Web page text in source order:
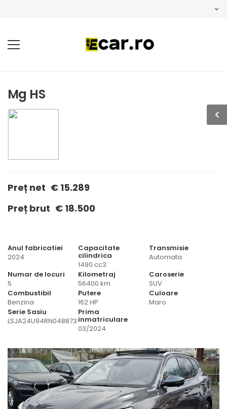
Mg HS
Preț net € 15.289
Preț brut € 18.500
Anul fabricatiei
2024
Capacitate
cilindrica
1490 cc3
Transmisie
Automata
Numar de locuri
5
Kilometraj
56400 km
Caroserie
SUV
Combustibil
Benzina
Putere
162 HP
Culoare
Maro
Serie Sasiu
LSJA24U94RN048873
Prima
inmatriculare
03/2024